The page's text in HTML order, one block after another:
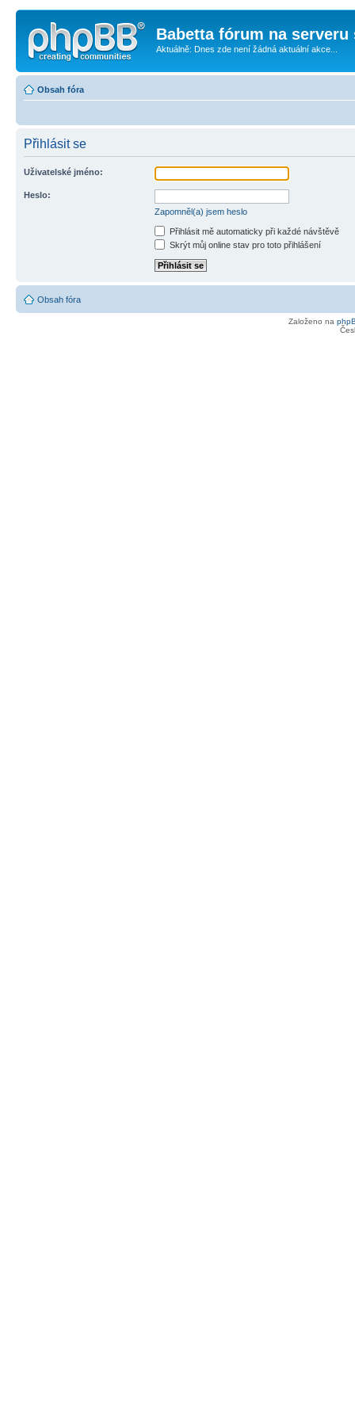
Babetta fórum na serveru
Aktuálně: Dnes zde není žádná aktuální akce...
Obsah fóra
Přihlásit se
Uživatelské jméno:
Heslo:
Zapomněl(a) jsem heslo
Přihlásit mě automaticky při každé návštěvě
Skrýt můj online stav pro toto přihlášení
Obsah fóra
Založeno na